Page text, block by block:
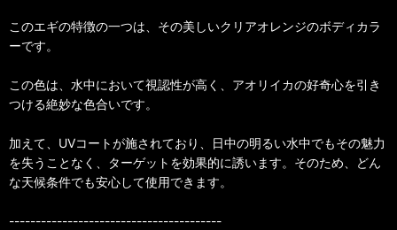
このエギの特徴の一つは、その美しいクリアオレンジのボディカラ
ーです。
この色は、水中において視認性が高く、アオリイカの好奇心を引き
つける絶妙な色合いです。
加えて、UVコートが施されており、日中の明るい水中でもその魅力
を失うことなく、ターゲットを効果的に誘います。そのため、どん
な天候条件でも安心して使用できます。
----------------------------------------